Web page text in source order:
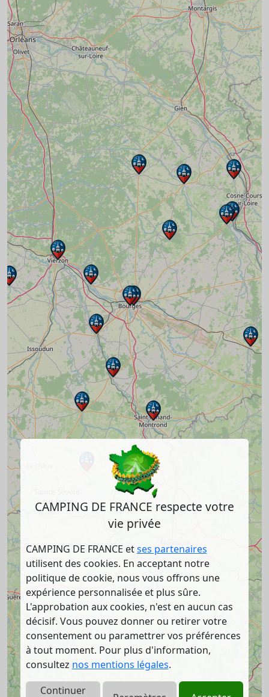
CAMPING DE FRANCE respecte votre
vie privée
CAMPING DE FRANCE etses partenaires
utilisent des cookies. En acceptant notre
politique de cookie, nous vous offrons une
expérience personnalisée et plus sûre.
L'approbation aux cookies, n'est en aucun cas
décisif. Vous pouvez donner ou retirer votre
consentement ou paramettrer vos préférences
à tout moment. Pour plus d'information,
consultez nos mentions légales.
Continuer